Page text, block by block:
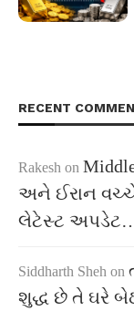
RECENT
Rakesh on
અને ઈરાન વચ્ચે
લેટેસ્ટ
Siddharth Sheh on
શુદ્ધ છે તે ઘરે